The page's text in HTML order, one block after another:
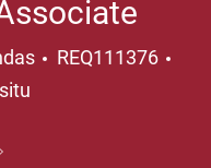
REQ111376